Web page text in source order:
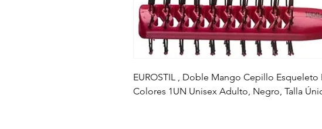
EUROSTIL , Doble Mango Cepillo
Colores 1UN Unisex Adulto, Negro, Talla